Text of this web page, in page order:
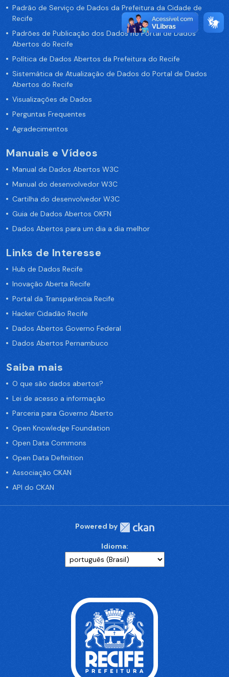
Padrão de Serviço de Dados da Prefeitura da Cidade de
Recife
Padrões de Publicação dos Dados no Portal de Dados
Abertos do Recife
Política de Dados Abertos da Prefeitura do Recife
Sistemática de Atualização de Dados do Portal de Dados
Abertos do Recife
Visualizações de Dados
Perguntas Frequentes
Agradecimentos
Manuais e Vídeos
Manual de Dados Abertos W3C
Manual do desenvolvedor W3C
Cartilha do desenvolvedor W3C
Guia de Dados Abertos OKFN
Dados Abertos para um dia a dia melhor
Links de Interesse
Hub de Dados Recife
Inovação Aberta Recife
Portal da Transparência Recife
Hacker Cidadão Recife
Dados Abertos Governo Federal
Dados Abertos Pernambuco
Saiba mais
O que são dados abertos?
Lei de acesso a informação
Parceria para Governo Aberto
Open Knowledge Foundation
Open Data Commons
Open Data Definition
Associação CKAN
API do CKAN
Powered by
Idioma